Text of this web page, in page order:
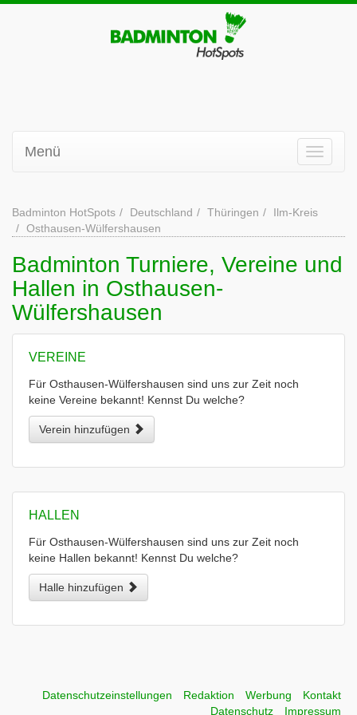
Menü
Badminton HotSpots Deutschland Thüringen
Ilm-Kreis
Osthausen-Wülfershausen
Badminton Turniere, Vereine und
Hallen in Osthausen-
Wülfershausen
VEREINE
Für Osthausen-Wülfershausen sind uns zur Zeit noch
keine Vereine bekannt! Kennst Du welche?
Verein hinzufügen
HALLEN
Für Osthausen-Wülfershausen sind uns zur Zeit noch
keine Hallen bekannt! Kennst Du welche?
Halle hinzufügen
Datenschutzeinstellungen Redaktion Werbung
Kontakt
Datenschutz
Impressum